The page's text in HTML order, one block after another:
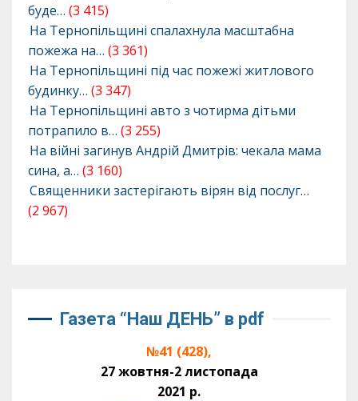
буде… (3 415)
На Тернопільщині спалахнула масштабна
пожежа на… (3 361)
На Тернопільщині під час пожежі житлового
будинку… (3 347)
На Тернопільщині авто з чотирма дітьми
потрапило в… (3 255)
На війні загинув Андрій Дмитрів: чекала мама
сина, а… (3 160)
Священники застерігають вірян від послуг…
(2 967)
Газета “Наш ДЕНЬ” в pdf
№41 (428),
27 жовтня-2 листопада
2021 р.